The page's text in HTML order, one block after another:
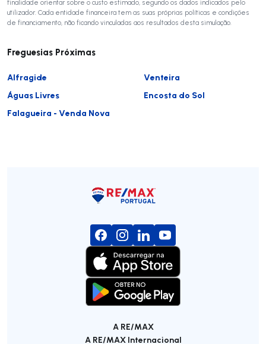
finalidade orientar sobre o custo estimado, segundo os dados indicados pelo
utilizador. Cada entidade financeira tem as suas próprias políticas e condições
de financiamento, não ficando vinculadas aos resultados desta simulação.
Freguesias Próximas
Alfragide
Venteira
Águas Livres
Encosta do Sol
Falagueira - Venda Nova
A RE/MAX
A RE/MAX Internacional